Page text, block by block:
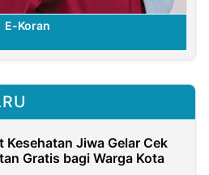
E-Koran
Kesehatan Jiwa Gelar Cek
Gratis bagi Warga Kota